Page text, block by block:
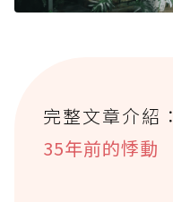
完整文章介紹：
35年前的悸動